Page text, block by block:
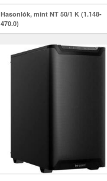
Hasonlók, mint NT 50/1 K (1.148-
470.0)